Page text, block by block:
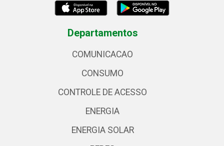
Departamentos
COMUNICACAO
CONSUMO
CONTROLE DE ACESSO
ENERGIA
ENERGIA SOLAR